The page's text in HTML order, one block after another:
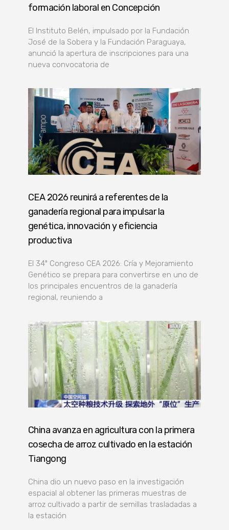
formación laboral en Concepción
El Instituto Belén, impulsado por la Fundación
José de la Sobera y la Fundación Paraguaya,
anunció la apertura de inscripciones para una
nueva convocatoria de
CEA 2026 reunirá a referentes de la
ganadería regional para impulsar la
genética, innovación y eficiencia
productiva
El 34º Congreso CEA 2026: Cría y Mejoramiento
Genético se prepara para convertirse en uno de
los principales encuentros de la ganadería
regional, reuniendo a
China avanza en agricultura con la primera
cosecha de arroz cultivado en la estación
Tiangong
China dio un nuevo paso en la investigación
espacial al obtener las primeras muestras de
arroz cultivado a partir de semillas trasladadas a
la estación